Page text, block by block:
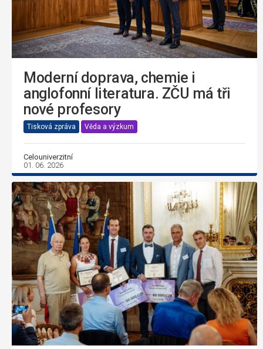
Moderní doprava, chemie i
anglofonní literatura. ZČU má tři
nové profesory
Tisková zpráva Věda a výzkum
Celouniverzitní
01. 06. 2026